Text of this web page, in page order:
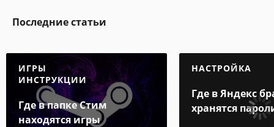
Последние статьи
ИГРЫ
ИНСТРУКЦИИ
Где в папке Стим
находятся игры
НАСТРОЙКА
Где в Яндекс
хранятся